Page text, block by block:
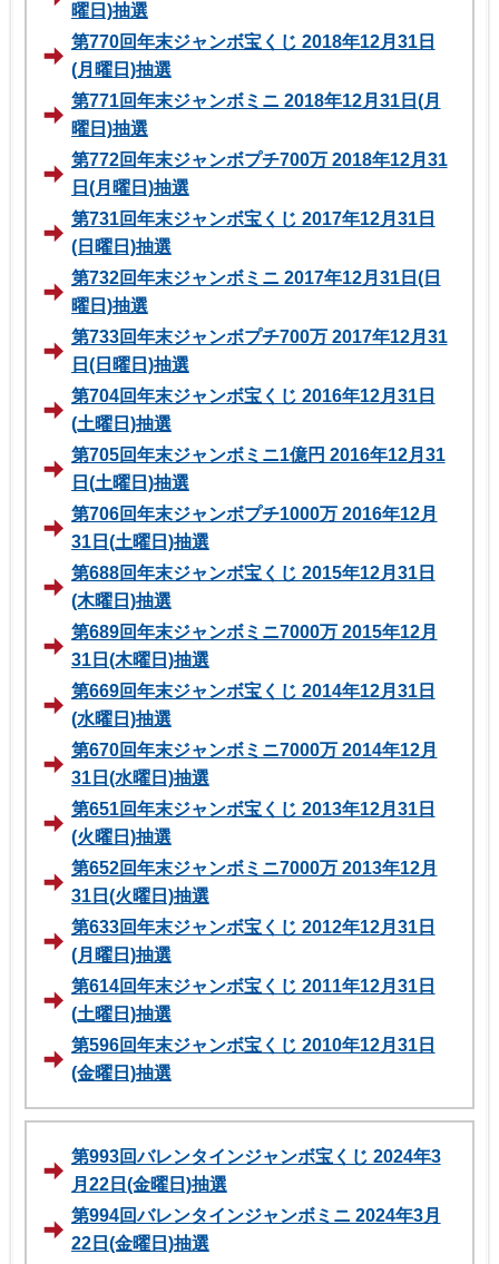
曜日)抽選
第770回年末ジャンボ宝くじ 2018年12月31日
(月曜日)抽選
第771回年末ジャンボミニ 2018年12月31日(月
曜日)抽選
第772回年末ジャンボプチ700万 2018年12月31
日(月曜日)抽選
第731回年末ジャンボ宝くじ 2017年12月31日
(日曜日)抽選
第732回年末ジャンボミニ 2017年12月31日(日
曜日)抽選
第733回年末ジャンボプチ700万 2017年12月31
日(日曜日)抽選
第704回年末ジャンボ宝くじ 2016年12月31日
(土曜日)抽選
第705回年末ジャンボミニ1億円 2016年12月31
日(土曜日)抽選
第706回年末ジャンボプチ1000万 2016年12月
31日(土曜日)抽選
第688回年末ジャンボ宝くじ 2015年12月31日
(木曜日)抽選
第689回年末ジャンボミニ7000万 2015年12月
31日(木曜日)抽選
第669回年末ジャンボ宝くじ 2014年12月31日
(水曜日)抽選
第670回年末ジャンボミニ7000万 2014年12月
31日(水曜日)抽選
第651回年末ジャンボ宝くじ 2013年12月31日
(火曜日)抽選
第652回年末ジャンボミニ7000万 2013年12月
31日(火曜日)抽選
第633回年末ジャンボ宝くじ 2012年12月31日
(月曜日)抽選
第614回年末ジャンボ宝くじ 2011年12月31日
(土曜日)抽選
第596回年末ジャンボ宝くじ 2010年12月31日
(金曜日)抽選
第993回バレンタインジャンボ宝くじ 2024年3
月22日(金曜日)抽選
第994回バレンタインジャンボミニ 2024年3月
22日(金曜日)抽選